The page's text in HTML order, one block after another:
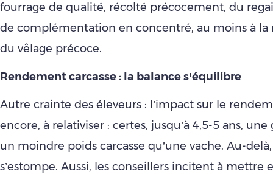
fourrage de qualité, récolté précocement, du
de complémentation en concentré, au moins à la
du vêlage précoce.
Rendement carcasse : la balance s’équilibre
Autre crainte des éleveurs : l’impact sur le
encore, à relativiser : certes, jusqu’à 4,5-5 ans,
un moindre poids carcasse qu’une vache. Au-
s’estompe. Aussi, les conseillers incitent à mettre